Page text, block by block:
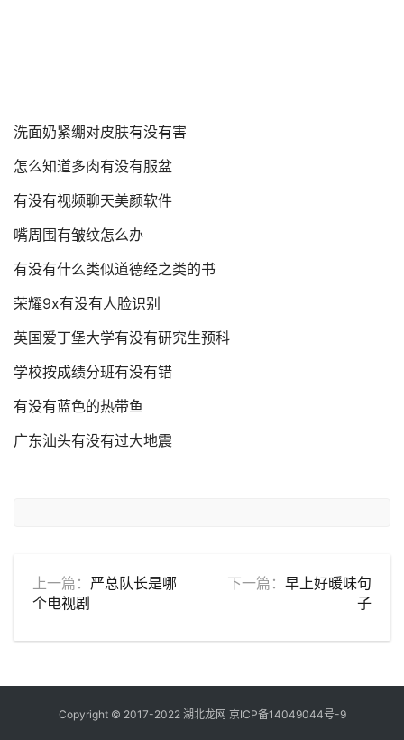
洗面奶紧绷对皮肤有没有害
怎么知道多肉有没有服盆
有没有视频聊天美颜软件
嘴周围有皱纹怎么办
有没有什么类似道德经之类的书
荣耀9x有没有人脸识别
英国爱丁堡大学有没有研究生预科
学校按成绩分班有没有错
有没有蓝色的热带鱼
广东汕头有没有过大地震
上一篇： 严总队长是哪
个电视剧
下一篇： 早上好暖味句
子
Copyright © 2017-2022 湖北龙网 京ICP备14049044号-9